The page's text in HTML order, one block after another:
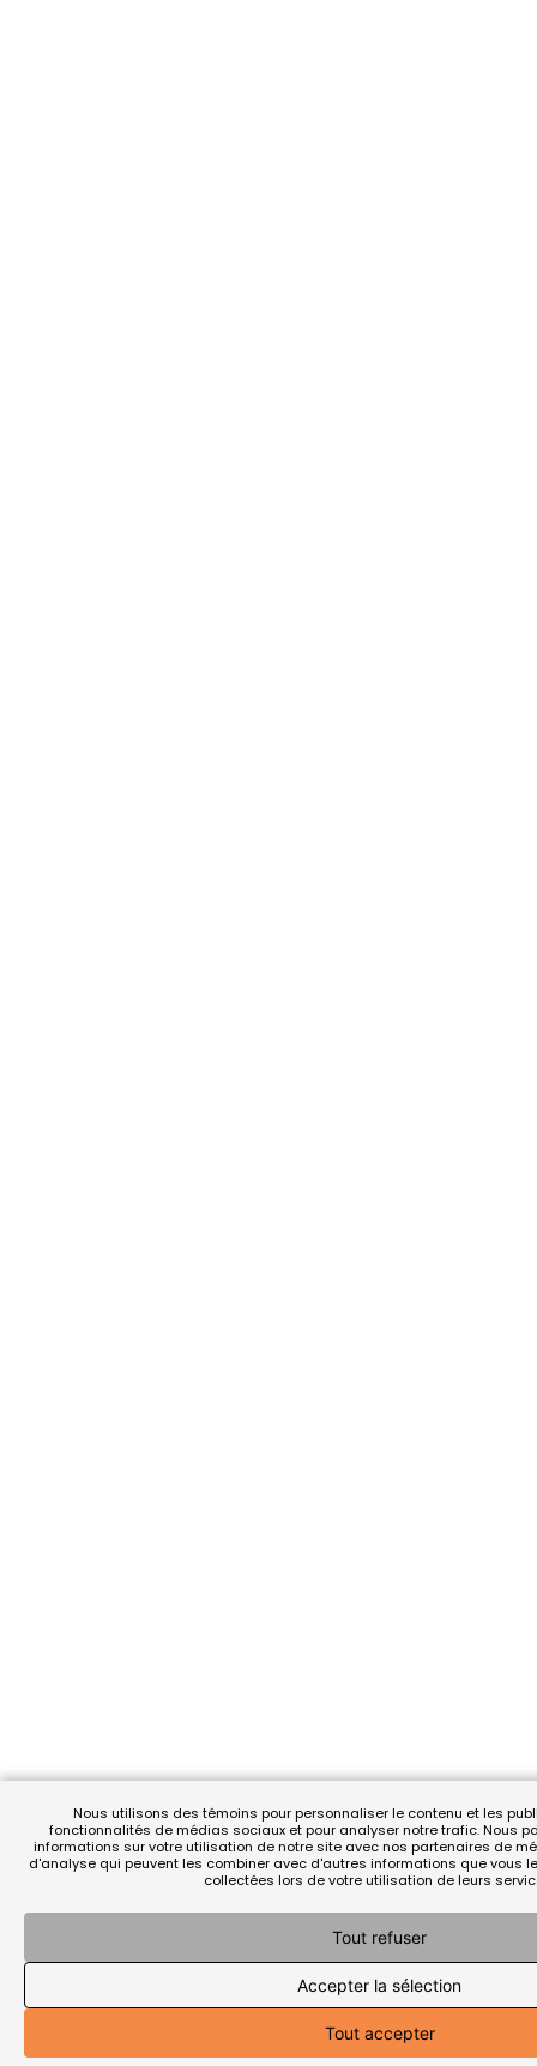
Nous utilisons des témoins pour personnaliser le contenu et les
fonctionnalités de médias sociaux et pour analyser notre trafic. Nous
informations sur votre utilisation de notre site avec nos partenaires de
d'analyse qui peuvent les combiner avec d'autres informations que vous
collectées lors de votre utilisation de leurs
Tout refuser
Accepter la sélection
Tout accepter